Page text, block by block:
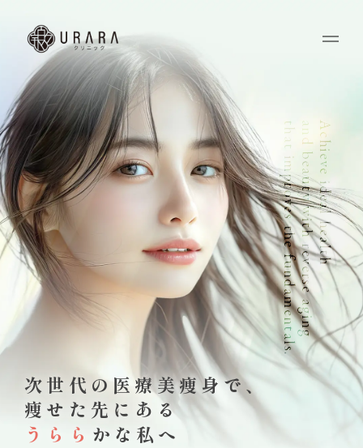
次世代の医療美痩身で、
痩せた先にある
うらら かな私へ
Achieve ideal health
and beauty with reverse aging
that improves the fundamentals.